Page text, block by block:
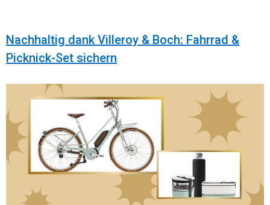
Nachhaltig dank Villeroy & Boch: Fahrrad &
Picknick-Set sichern